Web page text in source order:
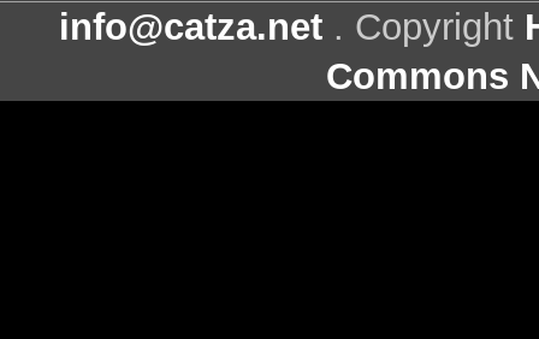
info@catza.net . Copyright
Commons